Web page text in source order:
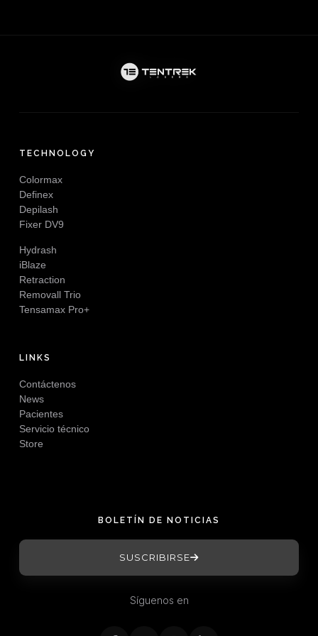
TECHNOLOGY
Colormax
Definex
Depilash
Fixer DV9
Hydrash
iBlaze
Retraction
Removall Trio
Tensamax Pro+
LINKS
Contáctenos
News
Pacientes
Servicio técnico
Store
BOLETÍN DE NOTICIAS
SUSCRIBIRSE
Síguenos en